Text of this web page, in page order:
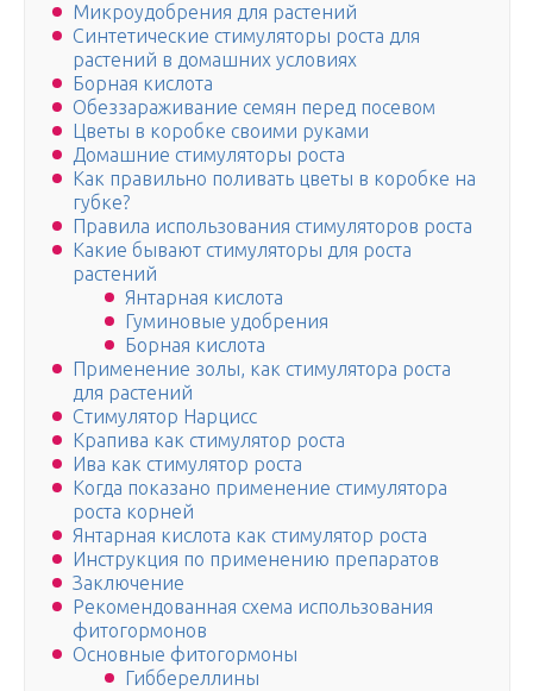
Микроудобрения для растений
Синтетические стимуляторы роста для
растений в домашних условиях
Борная кислота
Обеззараживание семян перед посевом
Цветы в коробке своими руками
Домашние стимуляторы роста
Как правильно поливать цветы в коробке на
губке?
Правила использования стимуляторов роста
Какие бывают стимуляторы для роста
растений
Янтарная кислота
Гуминовые удобрения
Борная кислота
Применение золы, как стимулятора роста
для растений
Стимулятор Нарцисс
Крапива как стимулятор роста
Ива как стимулятор роста
Когда показано применение стимулятора
роста корней
Янтарная кислота как стимулятор роста
Инструкция по применению препаратов
Заключение
Рекомендованная схема использования
фитогормонов
Основные фитогормоны
Гиббереллины